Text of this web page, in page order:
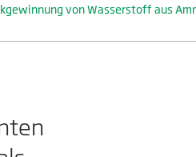
von Wasserstoff aus